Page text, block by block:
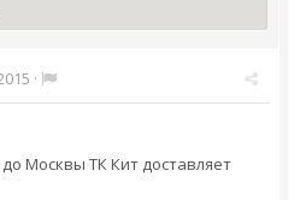
·
Москвы ТК Кит доставляет